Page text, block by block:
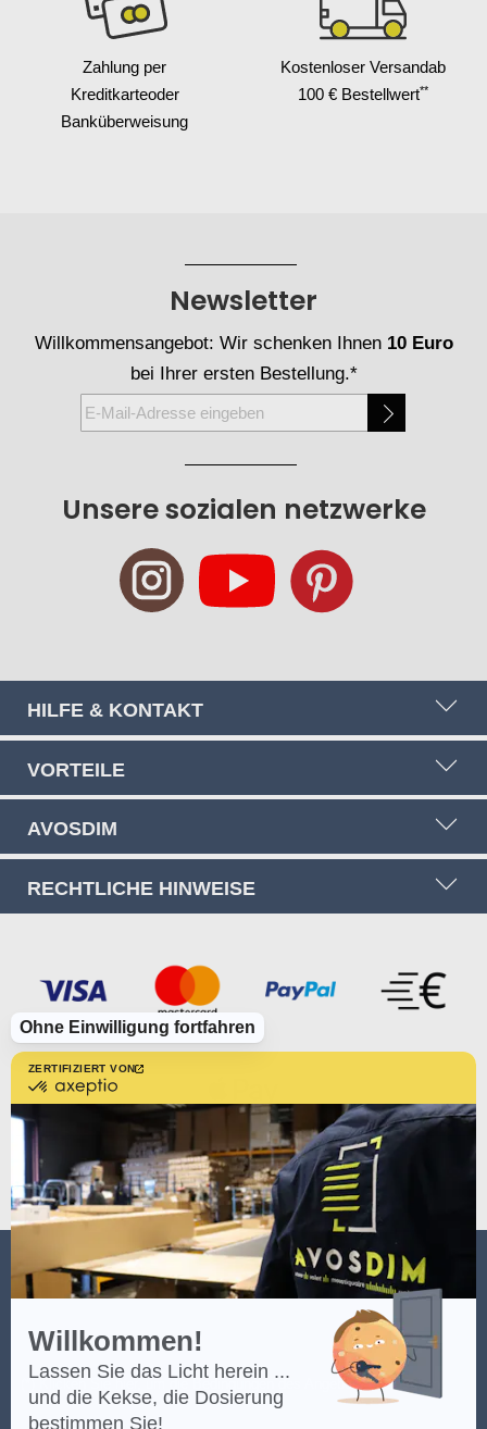
ZERTIFIZIERT VON
-
Erfahren
Sie
mehr
über
Willkommen!
Lassen Sie das Licht herein ...
und die Kekse, die Dosierung
bestimmen Sie!
Ohne Einwilligung fortfahren
Zahlung per
Kreditkarteoder
Banküberweisung
Kostenloser Versandab
100 € Bestellwert**
Unsere sozialen netzwerke
Newsletter
Willkommensangebot: Wir schenken Ihnen 10 Euro
bei Ihrer ersten Bestellung.*
Melden
Sie
unseren
HILFE & KONTAKT
VORTEILE
AVOSDIM
RECHTLICHE HINWEISE
AVOSDIM
(*) Klicken Sie hier, um die Bedingungen des Angebots einzusehen.